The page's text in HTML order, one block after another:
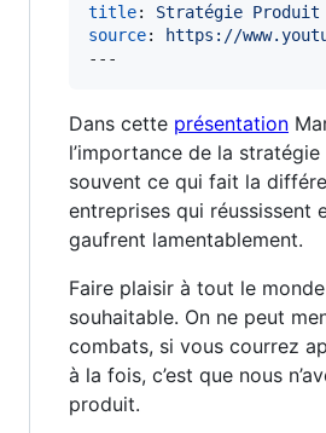
title: Stratégie Produit
source:
https://
Dans cette présentation
l’importance de la stratégie
souvent ce qui fait la
entreprises qui réussissent
gaufrent lamentablement.
Faire plaisir à tout le monde
souhaitable. On ne peut
combats, si vous courrez
à la fois, c’est que nous
produit.